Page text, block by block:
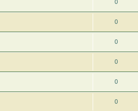
0
0
0
0
0
0